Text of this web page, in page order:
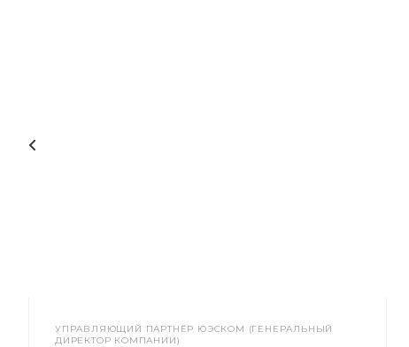
УПРАВЛЯЮЩИЙ ПАРТНЁР ЮЭСКОМ (ГЕНЕРАЛЬНЫЙ
ДИРЕКТОР КОМПАНИИ)